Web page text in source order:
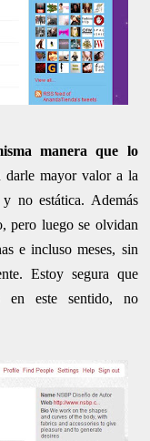
manera que lo
darle mayor valor a la
no estática. Además
pero luego se olvidan
e incluso meses, sin
Estoy segura que
en este sentido, no